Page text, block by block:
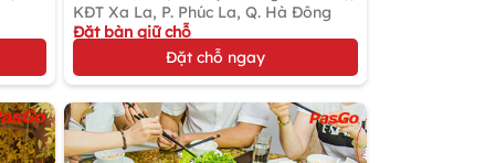
quê
KĐT Xa La, P. Phúc La, Q. Hà Đông
Đặt bàn giữ chỗ
Gọi món Việt (chuyên gà)
Đặt chỗ ngay